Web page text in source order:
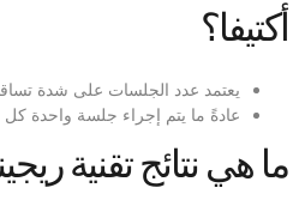
أكتيفا؟
يعتمد عدد الجلسات على شدة
عادةً ما يتم إجراء جلسة واحدة كل 3-6 أشهر.
ما هي نتائج تقنية